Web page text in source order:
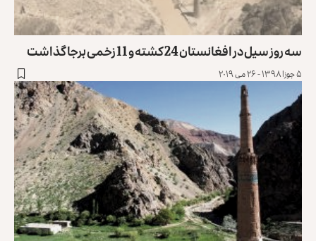
سه روز سیل در افغانستان 24 کشته و 11 زخمی برجا گذاشت
۵ جوزا ۱۳۹۸ - ۲۶ می ۲۰۱۹